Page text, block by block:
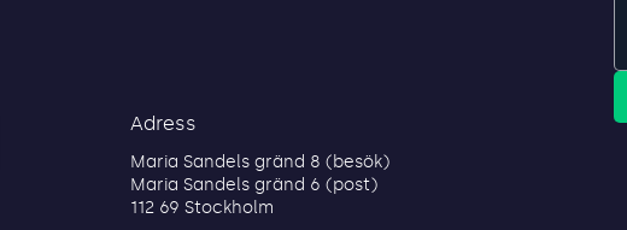
Adress
Maria Sandels gränd 8 (besök)
Maria Sandels gränd 6 (post)
112 69 Stockholm